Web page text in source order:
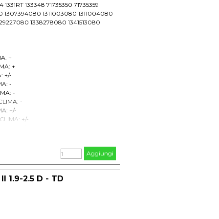
133348 71735350 71735359
1307394080 1311003080 1311004080
1338278080 1341513080
+
+
+/-
-
-
-
+/-
+/-
+/-
+/-
+/-
Aggiungi
1.9-2.5 D - TD